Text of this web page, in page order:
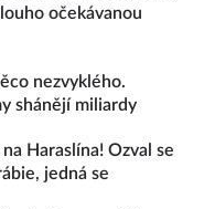
očekávanou
nezvyklého.
shánějí miliardy
Haraslína! Ozval se
jedná se